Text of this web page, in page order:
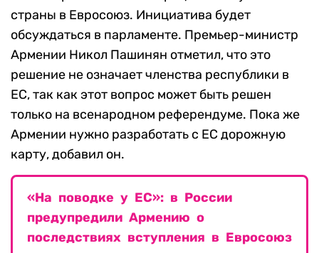
страны в Евросоюз. Инициатива будет
обсуждаться в парламенте. Премьер-министр
Армении Никол Пашинян отметил, что это
решение не означает членства республики в
ЕС, так как этот вопрос может быть решен
только на всенародном референдуме. Пока же
Армении нужно разработать с ЕС дорожную
карту, добавил он.
«На поводке у ЕС»: в России
предупредили Армению о
последствиях вступления в Евросоюз